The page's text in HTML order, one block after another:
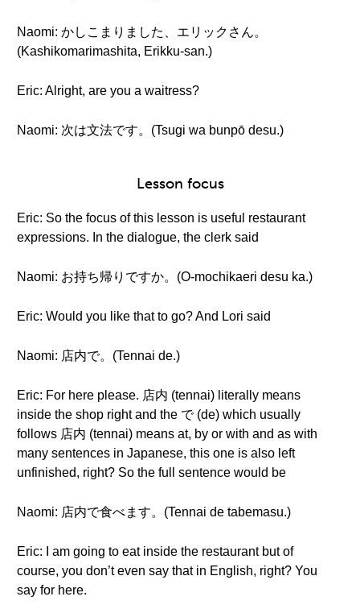
Naomi: かしこまりました、エリックさん。
(Kashikomarimashita, Erikku-san.)
Eric: Alright, are you a waitress?
Naomi: 次は文法です。(Tsugi wa bunpō desu.)
Lesson focus
Eric: So the focus of this lesson is useful restaurant
expressions. In the dialogue, the clerk said
Naomi: お持ち帰りですか。(O-mochikaeri desu ka.)
Eric: Would you like that to go? And Lori said
Naomi: 店内で。(Tennai de.)
Eric: For here please. 店内 (tennai) literally means
inside the shop right and the で (de) which usually
follows 店内 (tennai) means at, by or with and as with
many sentences in Japanese, this one is also left
unfinished, right? So the full sentence would be
Naomi: 店内で食べます。(Tennai de tabemasu.)
Eric: I am going to eat inside the restaurant but of
course, you don’t even say that in English, right? You
say for here.